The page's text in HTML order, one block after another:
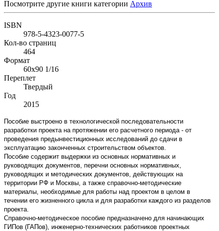
Посмотрите другие книги категории Архив
ISBN
978-5-4323-0077-5
Кол-во страниц
464
Формат
60x90 1/16
Переплет
Твердый
Год
2015
Пособие выстроено в технологической последовательности
разработки проекта на протяжении его расчетного периода - от
проведения предынвестиционных исследований до сдачи в
эксплуатацию законченных строительством объектов.
Пособие содержит выдержки из основных нормативных и
руководящих документов, перечни основных нормативных,
руководящих и методических документов, действующих на
территории РФ и Москвы, а также справочно-методические
материалы, необходимые для работы над проектом в целом в
течении его жизненного цикла и для разработки каждого из разделов
проекта.
Справочно-методическое пособие предназначено для начинающих
ГИПов (ГАПов), инженерно-технических работников проектных